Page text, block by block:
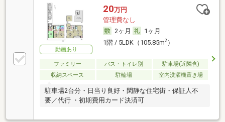
動画あり
20万円
管理費なし
2ヶ月
1ヶ月
1階 / 5LDK（105.85m2）
ファミリー バス・トイレ別
駐車場(近隣含)
収納スペース
駐輪場 室内洗濯機置き場
駐車場2台分・日当り良好・閑静な住宅街・保証人不
要／代行 ・初期費用カード決済可